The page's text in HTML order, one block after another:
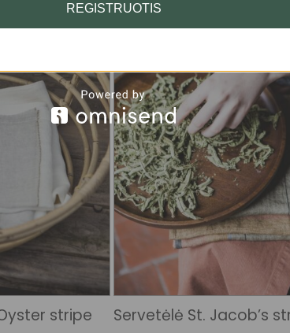
stripe Servetėlė St. Jacob’s
REGISTRUOTIS